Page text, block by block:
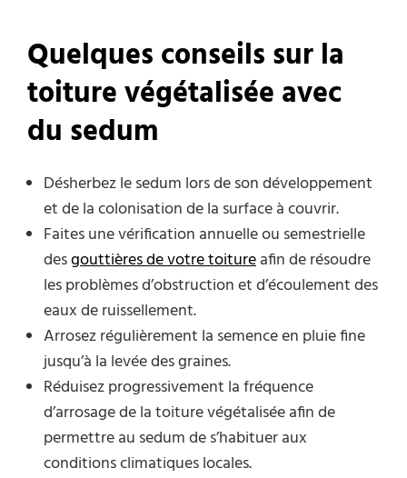
Quelques conseils sur la
toiture végétalisée avec
du sedum
Désherbez le sedum lors de son développement
et de la colonisation de la surface à couvrir.
Faites une vérification annuelle ou semestrielle
desgouttièresde votre toitureafin de résoudre
les problèmes d’obstruction et d’écoulement des
eaux de ruissellement.
Arrosez régulièrement la semence en pluie fine
jusqu’à la levée des graines.
Réduisez progressivement la fréquence
d’arrosage de la toiture végétalisée afin de
permettre au sedum de s’habituer aux
conditions climatiques locales.